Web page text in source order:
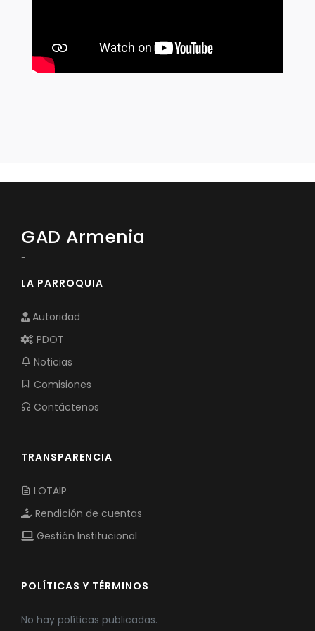
GAD Armenia
-
LA PARROQUIA
Autoridad
PDOT
Noticias
Comisiones
Contáctenos
TRANSPARENCIA
LOTAIP
Rendición de cuentas
Gestión Institucional
POLÍTICAS Y TÉRMINOS
No hay políticas publicadas.